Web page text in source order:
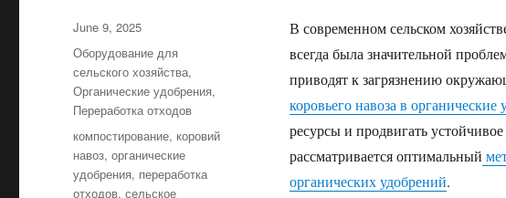
В современном сельском
всегда была значительной
приводят к загрязнению
коровьего навоза в органические
ресурсы и продвигать устойчивое
рассматривается оптимальный
органических удобрений.
Posted
on
June 9, 2025
Categories
Оборудование для
сельского хозяйства,
Органические удобрения,
Переработка отходов
Tags
компостирование, коровий
навоз,органические
удобрения, переработка
отходов,сельское